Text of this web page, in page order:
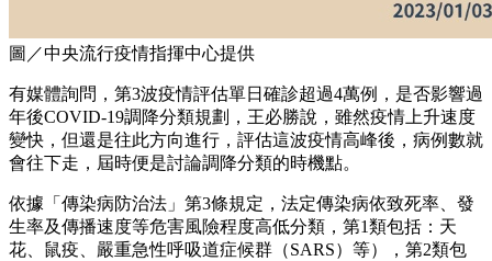
圖／中央流行疫情指揮中心提供
有媒體詢問，第3波疫情評估單日確診超過4萬例，是否影響過
年後COVID-19調降分類規劃，王必勝說，雖然疫情上升速度
變快，但還是往此方向進行，評估這波疫情高峰後，病例數就
會往下走，屆時便是討論調降分類的時機點。
依據「傳染病防治法」第3條規定，法定傳染病依致死率、發
生率及傳播速度等危害風險程度高低分類，第1類包括：天
花、鼠疫、嚴重急性呼吸道症候群（SARS）等），第2類包